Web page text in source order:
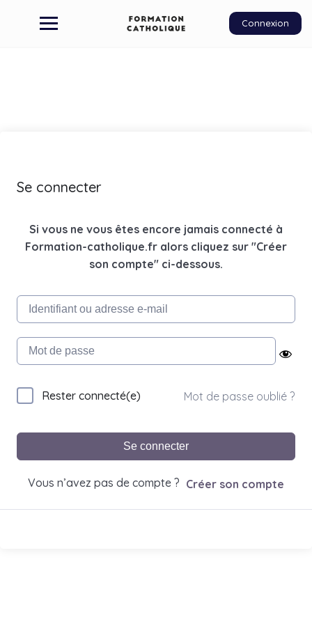
Connexion
Se connecter
Si vous ne vous êtes encore jamais connecté à
Formation-catholique.fr alors cliquez sur "Créer
son compte" ci-dessous.
Rester connecté(e) Mot de passe oublié ?
Se connecter
Vous n’avez pas de compte ? Créer son compte